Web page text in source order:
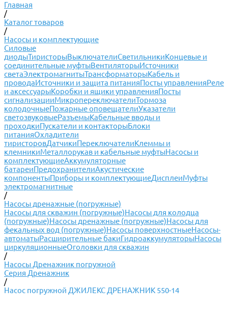
Главная
/
Каталог товаров
/
Насосы и комплектующие
Силовые
диодыТиристорыВыключателиСветильникиКонцевые и
соединительные муфтыВентиляторыИсточники
светаЭлектромагнитыТрансформаторыКабель и
проводаИсточники и защита питанияПосты управленияРеле
и аксессуарыКоробки и ящики управленияПосты
сигнализацииМикропереключателиТормоза
колодочныеПожарные оповещателиУказатели
светозвуковыеРазъемыКабельные вводы и
проходкиПускатели и контакторыБлоки
питанияОхладители
тиристоровДатчикиПереключателиКлеммы и
клемникиМеталлорукав и кабельные муфтыНасосы и
комплектующиеАккумуляторные
батареиПредохранителиАкустические
компонентыПриборы и комплектующиеДисплеиМуфты
электромагнитные
/
Насосы дренажные (погружные)
Насосы для скважин (погружные)Насосы для колодца
(погружные)Насосы дренажные (погружные)Насосы для
фекальных вод (погружные)Насосы поверхностныеНасосы-
автоматыРасширительные бакиГидроаккумуляторыНасосы
циркуляционныеОголовки для скважин
/
Насосы Дренажник погружной
Серия Дренажник
/
Насос погружной ДЖИЛЕКС ДРЕНАЖНИК 550-14